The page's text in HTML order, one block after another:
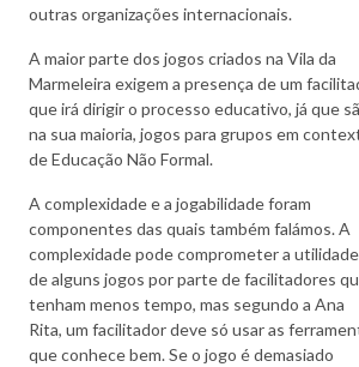
outras organizações internacionais.
A maior parte dos jogos criados na Vila da
Marmeleira exigem a presença de um
que irá dirigir o processo educativo, já que
na sua maioria, jogos para grupos em
de Educação Não Formal.
A complexidade e a jogabilidade foram
componentes das quais também falámos. A
complexidade pode comprometer a utilidade
de alguns jogos por parte de facilitadores
tenham menos tempo, mas segundo a Ana
Rita, um facilitador deve só usar as
que conhece bem. Se o jogo é demasiado